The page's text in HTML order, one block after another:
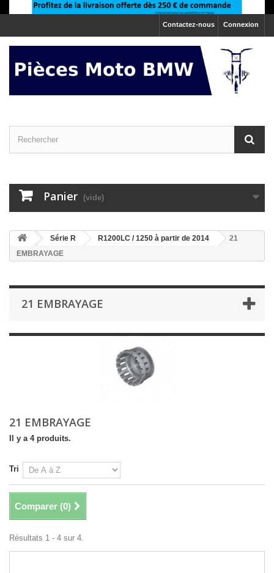
Connexion
Contactez-nous
Panier (vide)
>Série R >R1200LC / 1250 à partir de 2014
21
EMBRAYAGE
21 EMBRAYAGE
21 EMBRAYAGE
Il y a 4 produits.
Tri
Comparer (0)
Résultats 1 - 4 sur 4.